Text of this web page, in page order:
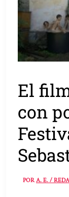
El
con
PORA. E. /